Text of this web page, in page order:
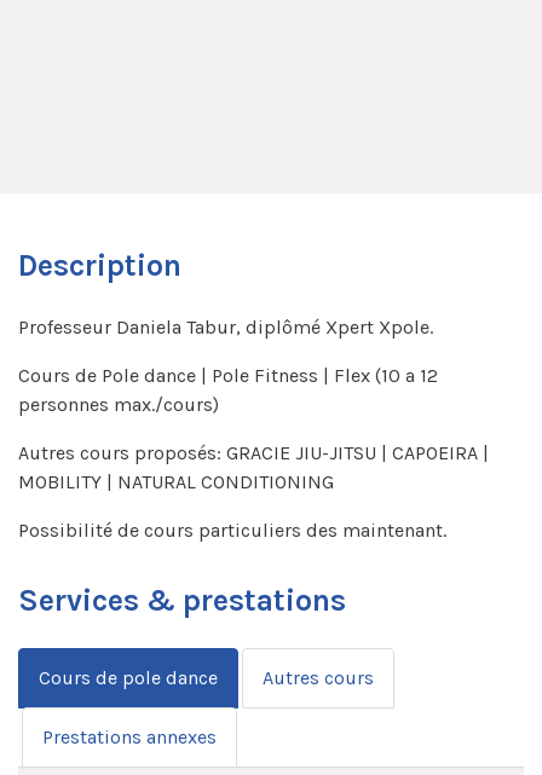
Description
Professeur Daniela Tabur, diplômé Xpert Xpole.
Cours de Pole dance | Pole Fitness | Flex (10 a 12
personnes max./cours)
Autres cours proposés: GRACIE JIU-JITSU | CAPOEIRA |
MOBILITY | NATURAL CONDITIONING
Possibilité de cours particuliers des maintenant.
Services & prestations
Cours de pole dance Autres cours
Prestations annexes